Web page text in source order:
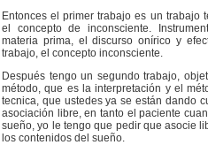
Entonces el primer trabajo es un trabajo
el concepto de inconsciente.
materia prima, el discurso onírico y
trabajo, el concepto inconsciente.
Después tengo un segundo trabajo,
método, que es la interpretación y el
tecnica, que ustedes ya se están dando
asociación libre, en tanto el paciente
sueño, yo le tengo que pedir que asocie
los contenidos del sueño.